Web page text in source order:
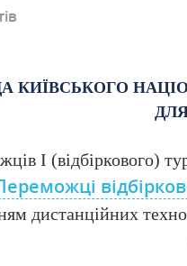
КИЇВСЬКОГО
І (відбіркового)
дистанційних